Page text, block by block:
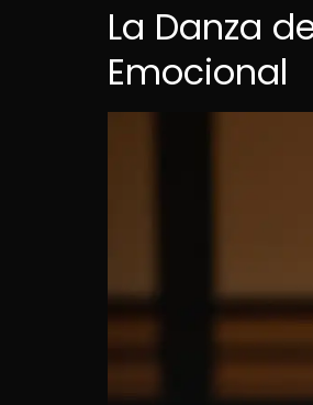
La Danza
Emocional